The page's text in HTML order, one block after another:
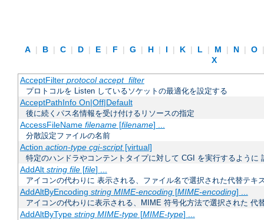
A | B | C | D | E | F | G | H | I | K | L | M | N | O
X
AcceptFilter protocol accept_filter
プロトコルを Listen しているソケットの最適化を設定する
AcceptPathInfo On|Off|Default
後に続くパス名情報を受け付けるリソースの指定
AccessFileName filename[filename] ...
分散設定ファイルの名前
Action action-type cgi-script[virtual]
特定のハンドラやコンテントタイプに対して CGI を実行するように
AddAlt string file[file] ...
アイコンの代わりに 表示される、ファイル名で選択された代替テキ
AddAltByEncoding string MIME-encoding[MIME-encoding] ...
アイコンの代わりに表示される、MIME 符号化方法で選択された 代
AddAltByType string MIME-type[MIME-type] ...